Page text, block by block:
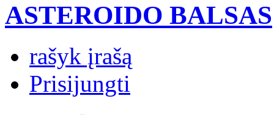
ASTEROIDO BALSAS
rašyk įrašą
Prisijungti